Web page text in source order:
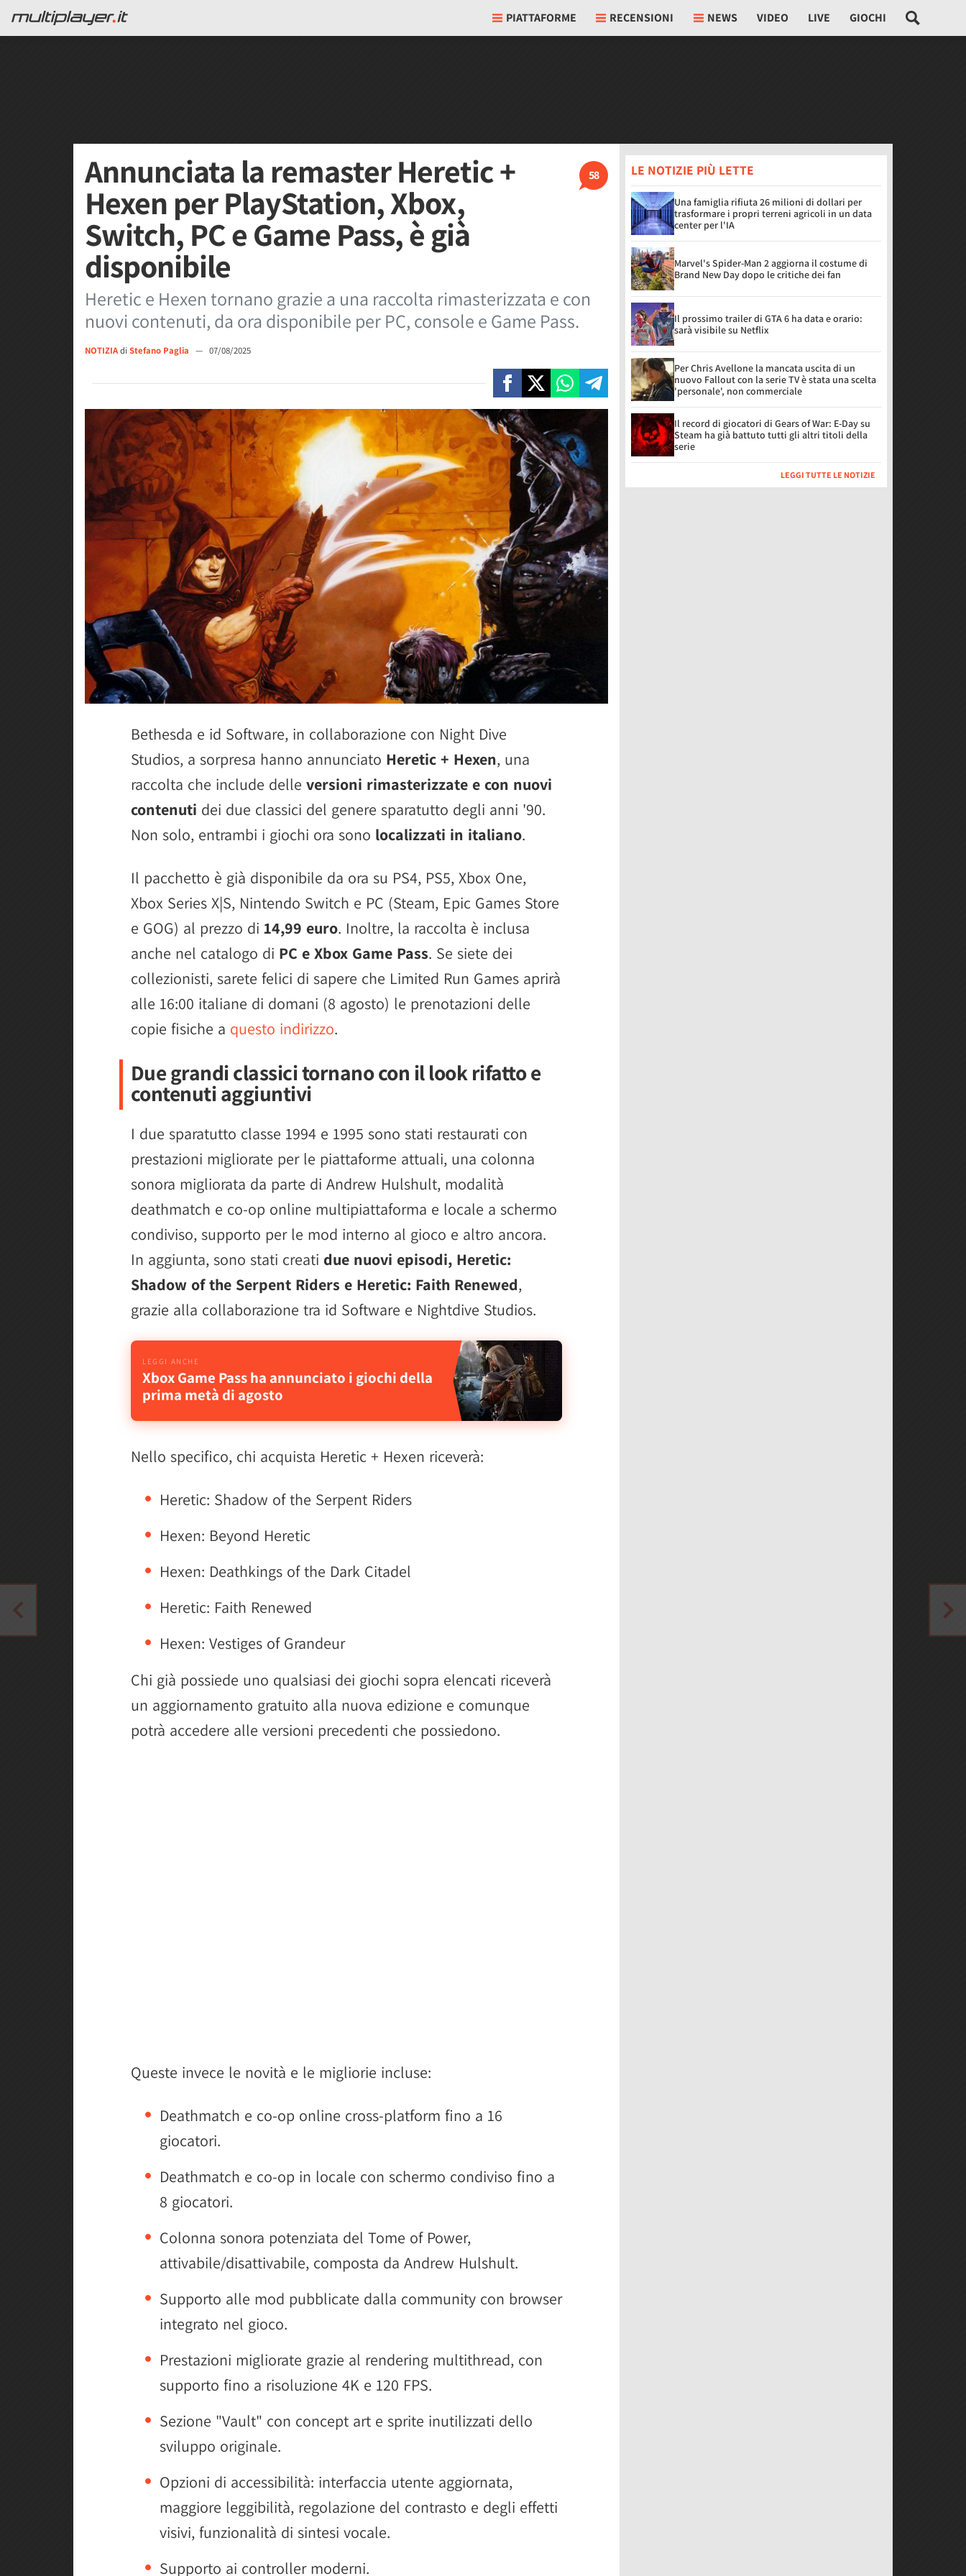
PIATTAFORME RECENSIONI NEWS VIDEO LIVE GIOCHI
58
Annunciata la remaster Heretic +
Hexen per PlayStation, Xbox,
Switch, PC e Game Pass, è già
disponibile
Heretic e Hexen tornano grazie a una raccolta rimasterizzata e con
nuovi contenuti, da ora disponibile per PC, console e Game Pass.
NOTIZIAdi Stefano Paglia — 07/08/2025
Bethesda e id Software, in collaborazione con Night Dive
Studios, a sorpresa hanno annunciato Heretic + Hexen, una
raccolta che include delle versioni rimasterizzate e con nuovi
contenuti dei due classici del genere sparatutto degli anni '90.
Non solo, entrambi i giochi ora sono localizzati in italiano.
Il pacchetto è già disponibile da ora su PS4, PS5, Xbox One,
Xbox Series X|S, Nintendo Switch e PC (Steam, Epic Games Store
e GOG) al prezzo di 14,99 euro. Inoltre, la raccolta è inclusa
anche nel catalogo di PC e Xbox Game Pass. Se siete dei
collezionisti, sarete felici di sapere che Limited Run Games aprirà
alle 16:00 italiane di domani (8 agosto) le prenotazioni delle
copie fisiche a questo indirizzo.
Due grandi classici tornano con il look rifatto e
contenuti aggiuntivi
I due sparatutto classe 1994 e 1995 sono stati restaurati con
prestazioni migliorate per le piattaforme attuali, una colonna
sonora migliorata da parte di Andrew Hulshult, modalità
deathmatch e co-op online multipiattaforma e locale a schermo
condiviso, supporto per le mod interno al gioco e altro ancora.
In aggiunta, sono stati creati due nuovi episodi, Heretic:
Shadow of the Serpent Riders e Heretic: Faith Renewed,
grazie alla collaborazione tra id Software e Nightdive Studios.
Xbox Game Pass ha annunciato i giochi della
prima metà di agosto
Nello specifico, chi acquista Heretic + Hexen riceverà:
Heretic: Shadow of the Serpent Riders
Hexen: Beyond Heretic
Hexen: Deathkings of the Dark Citadel
Heretic: Faith Renewed
Hexen: Vestiges of Grandeur
Chi già possiede uno qualsiasi dei giochi sopra elencati riceverà
un aggiornamento gratuito alla nuova edizione e comunque
potrà accedere alle versioni precedenti che possiedono.
Queste invece le novità e le migliorie incluse:
Deathmatch e co-op online cross-platform fino a 16
giocatori.
Deathmatch e co-op in locale con schermo condiviso fino a
8 giocatori.
Colonna sonora potenziata del Tome of Power,
attivabile/disattivabile, composta da Andrew Hulshult.
Supporto alle mod pubblicate dalla community con browser
integrato nel gioco.
Prestazioni migliorate grazie al rendering multithread, con
supporto fino a risoluzione 4K e 120 FPS.
Sezione "Vault" con concept art e sprite inutilizzati dello
sviluppo originale.
Opzioni di accessibilità: interfaccia utente aggiornata,
maggiore leggibilità, regolazione del contrasto e degli effetti
visivi, funzionalità di sintesi vocale.
Supporto ai controller moderni.
LE NOTIZIE PIÙ LETTE
Una famiglia rifiuta 26 milioni di dollari per
trasformare i propri terreni agricoli in un data
center per l'IA
Marvel's Spider-Man 2 aggiorna il costume di
Brand New Day dopo le critiche dei fan
Il prossimo trailer di GTA 6 ha data e orario:
sarà visibile su Netflix
Per Chris Avellone la mancata uscita di un
nuovo Fallout con la serie TV è stata una scelta
'personale', non commerciale
Il record di giocatori di Gears of War: E-Day su
Steam ha già battuto tutti gli altri titoli della
serie
LEGGI TUTTE LE NOTIZIE